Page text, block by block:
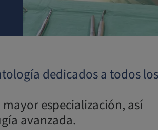
dedicados a todos los
especialización, así
avanzada.